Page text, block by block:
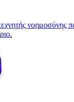
νοημοσύνης